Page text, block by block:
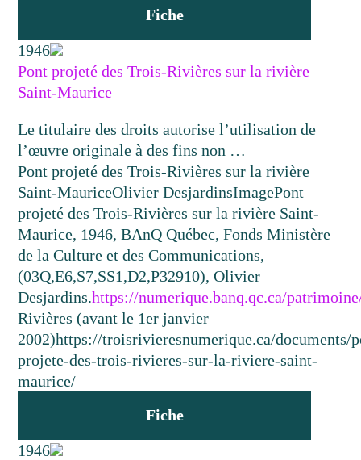
Fiche
1946
Pont projeté des Trois-Rivières sur la rivière
Saint-Maurice
Le titulaire des droits autorise l’utilisation de
l’œuvre originale à des fins non …
Pont projeté des Trois-Rivières sur la rivière
Saint-MauriceOlivier DesjardinsImagePont
projeté des Trois-Rivières sur la rivière Saint-
Maurice, 1946, BAnQ Québec, Fonds Ministère
de la Culture et des Communications,
(03Q,E6,S7,SS1,D2,P32910), Olivier
Desjardins.https://numerique.banq.qc.ca/
Rivières (avant le 1er janvier
2002)https://troisrivieresnumerique.ca/documents/
projete-des-trois-rivieres-sur-la-riviere-saint-
maurice/
Fiche
1946